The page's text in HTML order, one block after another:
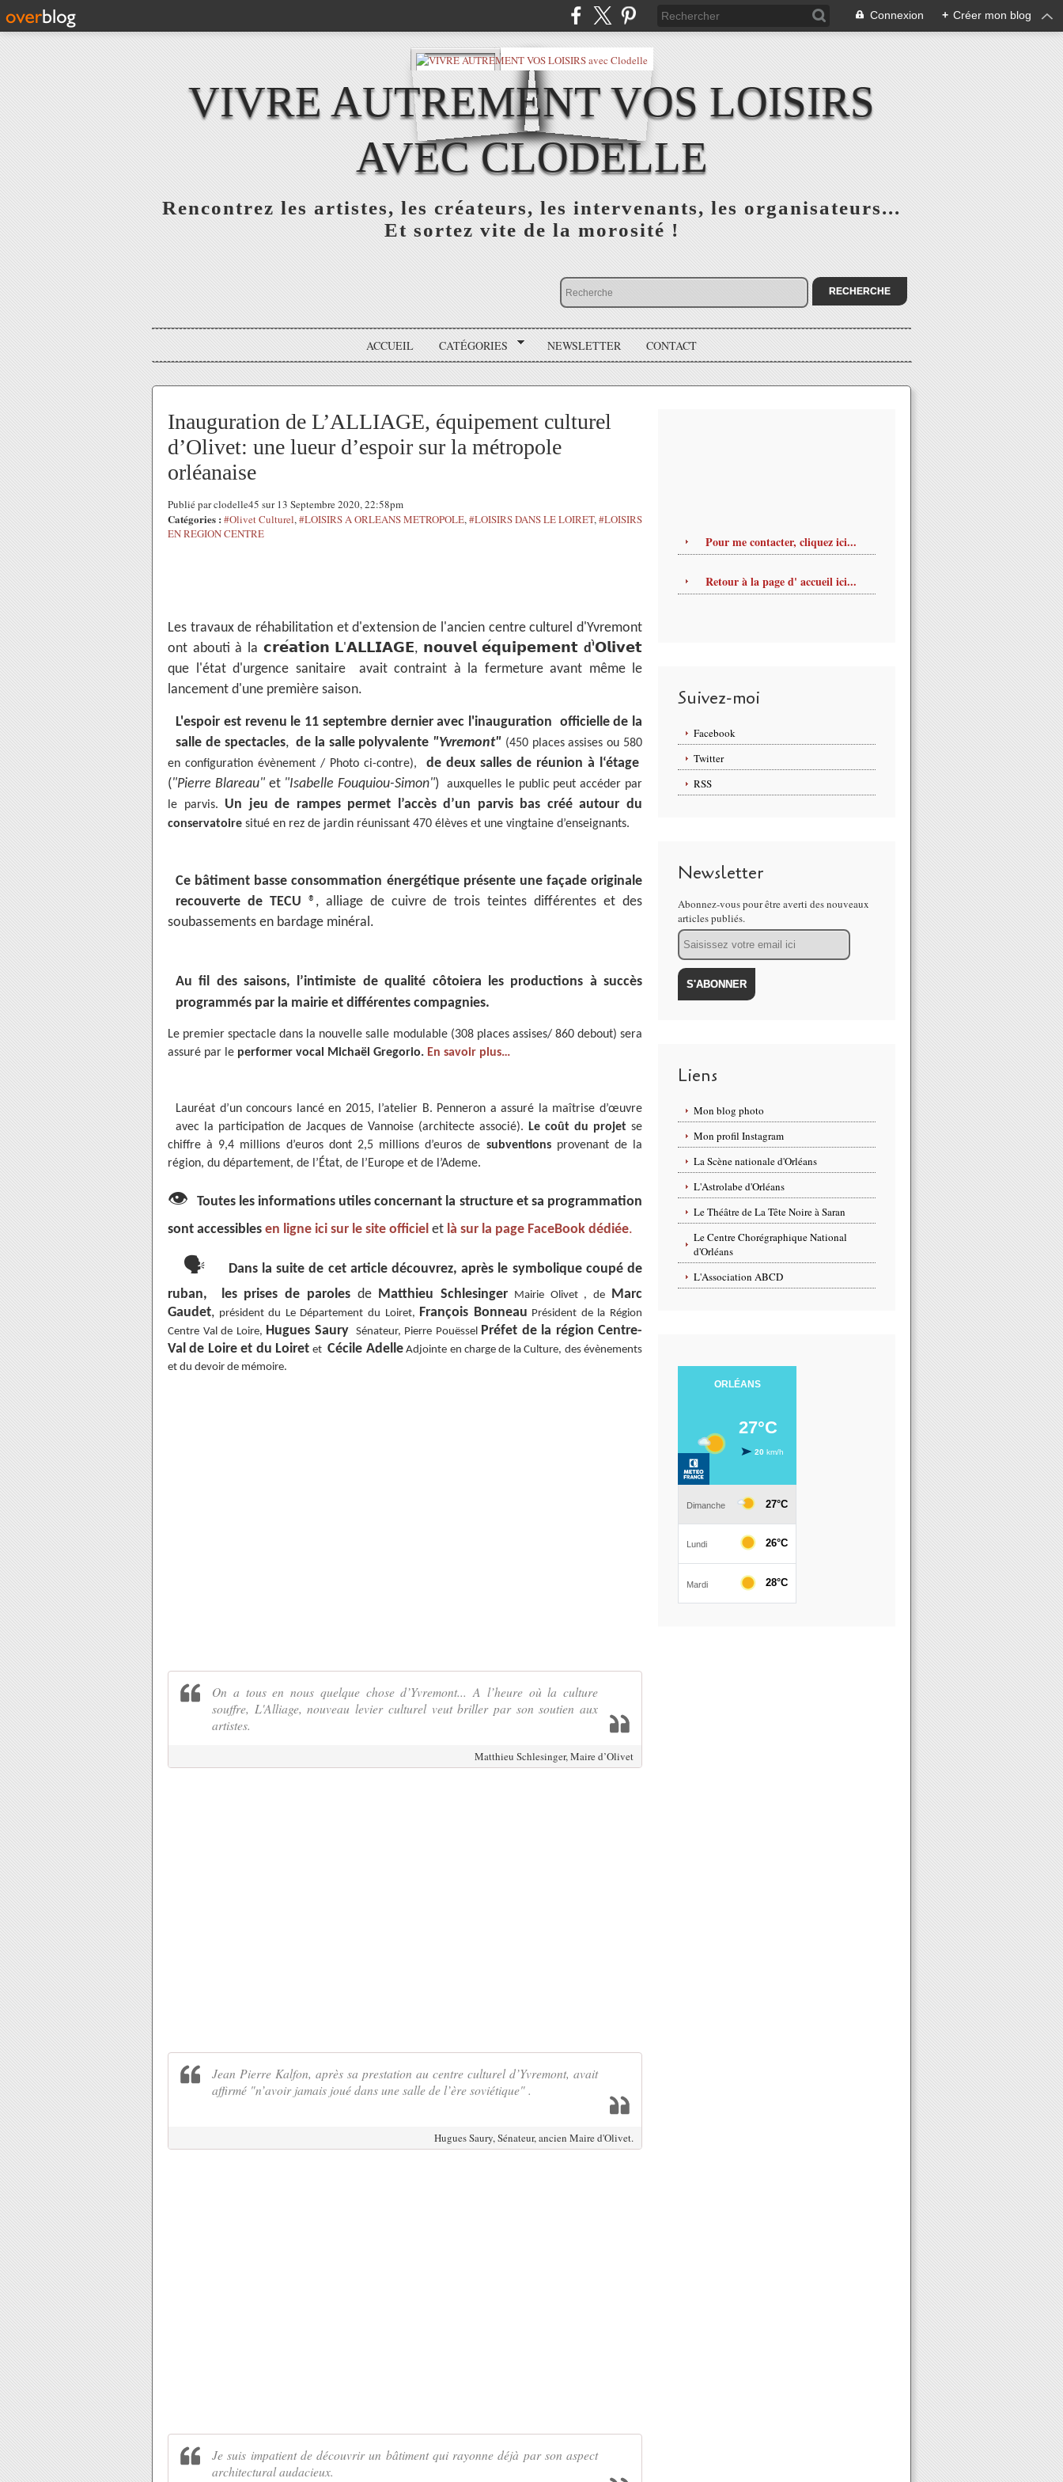
Connexion + Créer mon blog
VIVRE AUTREMENT VOS LOISIRS
AVEC CLODELLE
Rencontrez les artistes, les créateurs, les intervenants, les organisateurs...
Et sortez vite de la morosité !
ACCUEIL CATÉGORIES NEWSLETTER CONTACT
Inauguration de L’ALLIAGE, équipement culturel
d’Olivet: une lueur d’espoir sur la métropole
orléanaise
Publié par clodelle45 sur 13 Septembre 2020, 22:58pm
Catégories : #Olivet Culturel,#LOISIRS A ORLEANS METROPOLE,#LOISIRS DANS LE LOIRET,#LOISIRS
EN REGION CENTRE
Les travaux de réhabilitation et d'extension de l'ancien centre culturel d'Yvremont
ont abouti à la 𝗰𝗿𝗲𝗮𝘁𝗶𝗼𝗻 𝗟'𝗔𝗟𝗟𝗜𝗔𝗚𝗘, 𝗻𝗼𝘂𝘃𝗲𝗹 𝗲𝗾𝘂𝗶𝗽𝗲𝗺𝗲𝗻𝘁 d'𝗢𝗹𝗶𝘃𝗲𝘁
que l'état d'urgence sanitaire avait contraint à la fermeture avant même le
lancement d'une première saison.
L'espoir est revenu le 11 septembre dernier avec l'inauguration officielle de la
salle de spectacles,de la salle polyvalente "Yvremont" (450 places assises ou 580
en configuration évènement / Photo ci-contre), de deux salles de réunion à l‘étage
("Pierre Blareau"et "Isabelle Fouquiou-Simon")
auxquelles le public peut accéder par
le parvis.
Un jeu de rampes permet l’accès d’un parvis bas créé autour du
conservatoire situé en rez de jardin réunissant 470 élèves et une vingtaine d’enseignants.
Ce bâtiment basse consommation énergétique présente une façade originale
recouverte de TECU ®, alliage de cuivre de trois teintes différentes et des
soubassements en bardage minéral.
Au fil des saisons, l’intimiste de qualité côtoiera les productions à succès
programmés par la mairie et différentes compagnies.
Le premier spectacle dans la nouvelle salle modulable (308 places assises/ 860 debout) sera
assuré par le performer vocal Michaël Gregorio. En savoir plus…
Lauréat d’un concours lancé en 2015, l’atelier B. Penneron a assuré la maîtrise d’œuvre
avec la participation de Jacques de Vannoise (architecte associé). Le coût du projet se
chiffre à 9,4 millions d’euros dont 2,5 millions d’euros de subventionsprovenant de la
région, du département, de l’État, de l’Europe et de l’Ademe.
👁
Toutes les informations utiles concernant la structure et sa programmation
sont accessibles en ligne ici sur le site officiel et là sur la page FaceBook dédiée.
🗣
Dans la suite de cet article découvrez, après le symbolique coupé de
ruban, les prises de parolesde Matthieu Schlesinger Mairie Olivet , de Marc
Gaudet, président du Le Département du Loiret, François Bonneau Président de la Région
Centre Val de Loire, Hugues SaurySénateur, Pierre Pouëssel Préfet de la région Centre-
Val de Loire et du Loiret etCécile AdelleAdjointe en charge de la Culture, des évènements
et du devoir de mémoire.
On a tous en nous quelque chose d’Yvremont... A l’heure où la culture
souffre, L'Alliage, nouveau levier culturel veut briller par son soutien aux
artistes.
Matthieu Schlesinger, Maire d’Olivet
Jean Pierre Kalfon, après sa prestation au centre culturel d’Yvremont, avait
affirmé "n’avoir jamais joué dans une salle de l’ère soviétique" .
Hugues Saury, Sénateur, ancien Maire d'Olivet.
Je suis impatient de découvrir un bâtiment qui rayonne déjà par son aspect
architectural audacieux.
Pour me contacter, cliquez ici...
Retour à la page d' accueil ici...
Suivez-moi
Facebook
Twitter
RSS
Newsletter
Abonnez-vous pour être averti des nouveaux
articles publiés.
Email
Liens
Mon blog photo
Mon profil Instagram
La Scène nationale d'Orléans
L'Astrolabe d'Orléans
Le Théâtre de La Tête Noire à Saran
Le Centre Chorégraphique National
d'Orléans
L'Association ABCD